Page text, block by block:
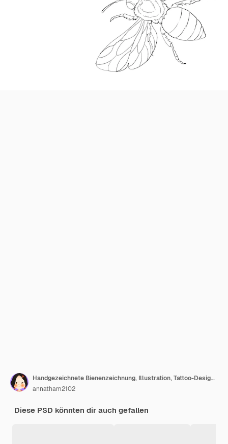
Handgezeichnete Bienenzeichnung, Illustration, Tattoo-Design, Tattoo-Kunst
annatham2102
Diese PSD könnten dir auch gefallen